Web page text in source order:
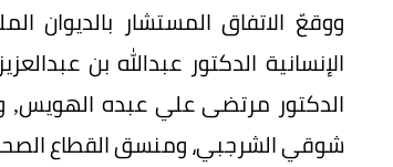
ووقعّ الاتفاق المستشار بالديوان
الإنسانية الدكتور عبدالله بن
الدكتور مرتضى علي عبده الهويس,
شوقي الشرجبي، ومنسق القطاع الصحي